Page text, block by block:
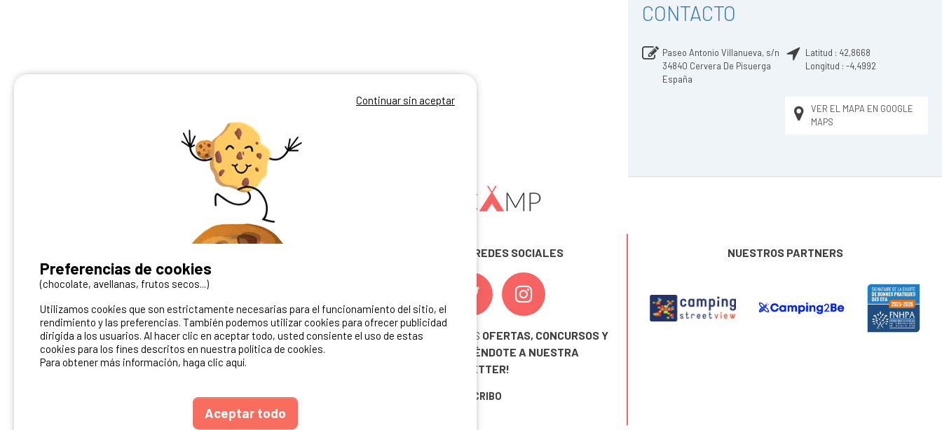
CONTACTO
Paseo Antonio Villanueva, s/n
34840 Cervera De Pisuerga
España
Latitud : 42,8668
Longitud : -4,4992
VER EL MAPA EN GOOGLE
MAPS
Puedes difundirlo en nuestro sitio
Contacto Ibericamp
SÍGUENOS EN LAS REDES SOCIALES
¡ Y NO TE PIERDAS NUESTRAS OFERTAS, CONCURSOS Y
INSCRIBIÉNDOTE A NUESTRA
NEWSLETTER!
ME INSCRIBO
NUESTROS PARTNERS
Continuar sin aceptar
Preferencias de cookies
(chocolate, avellanas, frutos secos...)
Utilizamos cookies que son estrictamente necesarias para el funcionamiento del sitio, el
rendimiento y las preferencias. También podemos utilizar cookies para ofrecer publicidad
dirigida a los usuarios. Al hacer clic en aceptar todo, usted consiente el uso de estas
cookies para los fines descritos en nuestra política de cookies.
Para obtener más información, haga clic aquí.
Aceptar todo